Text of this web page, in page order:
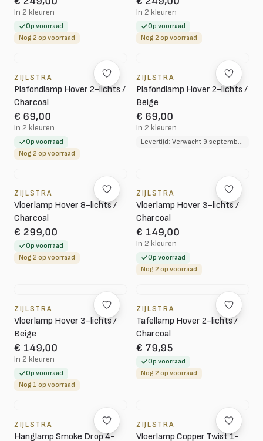
In 2 kleuren
Op voorraad
Nog 2 op voorraad
In 2 kleuren
Op voorraad
Nog 2 op voorraad
ZIJLSTRA
Plafondlamp Hover 2-lichts /
Charcoal
€ 69,00
In 2 kleuren
Op voorraad
Nog 2 op voorraad
ZIJLSTRA
Plafondlamp Hover 2-lichts /
Beige
€ 69,00
In 2 kleuren
Levertijd: Verwacht 9 september 2026
ZIJLSTRA
Vloerlamp Hover 8-lichts /
Charcoal
€ 299,00
Op voorraad
Nog 2 op voorraad
ZIJLSTRA
Vloerlamp Hover 3-lichts /
Charcoal
€ 149,00
In 2 kleuren
Op voorraad
Nog 2 op voorraad
ZIJLSTRA
Vloerlamp Hover 3-lichts /
Beige
€ 149,00
In 2 kleuren
Op voorraad
Nog 1 op voorraad
ZIJLSTRA
Tafellamp Hover 2-lichts /
Charcoal
€ 79,95
Op voorraad
Nog 2 op voorraad
ZIJLSTRA
Hanglamp Smoke Drop 4-
ZIJLSTRA
Vloerlamp Copper Twist 1-